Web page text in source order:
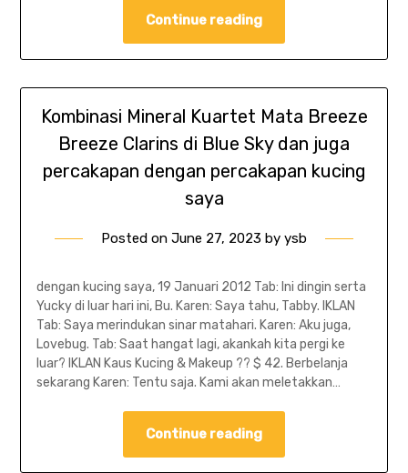
Continue reading
Kombinasi Mineral Kuartet Mata Breeze
Breeze Clarins di Blue Sky dan juga
percakapan dengan percakapan kucing
saya
Posted on June 27, 2023 by ysb
dengan kucing saya, 19 Januari 2012 Tab: Ini dingin serta
Yucky di luar hari ini, Bu. Karen: Saya tahu, Tabby. IKLAN
Tab: Saya merindukan sinar matahari. Karen: Aku juga,
Lovebug. Tab: Saat hangat lagi, akankah kita pergi ke
luar? IKLAN Kaus Kucing & Makeup ?? $ 42. Berbelanja
sekarang Karen: Tentu saja. Kami akan meletakkan…
Continue reading